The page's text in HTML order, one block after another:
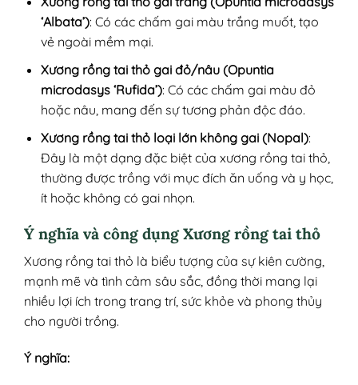
‘Albata’): Có các chấm gai màu trắng muốt, tạo
vẻ ngoài mềm mại.
Xương rồng tai thỏ gai đỏ/nâu (Opuntia
microdasys ‘Rufida’): Có các chấm gai màu đỏ
hoặc nâu, mang đến sự tương phản độc đáo.
Xương rồng tai thỏ loại lớn không gai (Nopal):
Đây là một dạng đặc biệt của xương rồng tai thỏ,
thường được trồng với mục đích ăn uống và y học,
ít hoặc không có gai nhọn.
Ý nghĩa và công dụng Xương rồng tai thỏ
Xương rồng tai thỏ là biểu tượng của sự kiên cường,
mạnh mẽ và tình cảm sâu sắc, đồng thời mang lại
nhiều lợi ích trong trang trí, sức khỏe và phong thủy
cho người trồng.
Ý nghĩa: